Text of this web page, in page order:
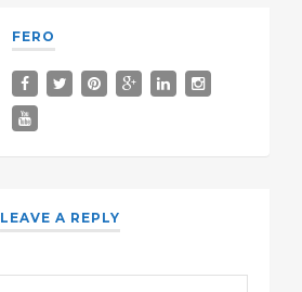
FERO
LEAVE A REPLY